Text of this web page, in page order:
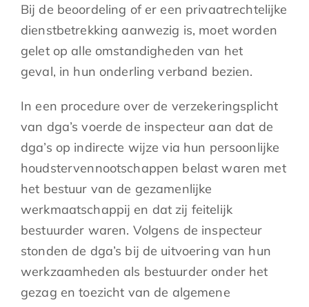
Bij de beoordeling of er een privaatrechtelijke
dienstbetrekking aanwezig is, moet worden
gelet op alle omstandigheden van het
geval, in hun onderling verband bezien.
In een procedure over de verzekeringsplicht
van dga’s voerde de inspecteur aan dat de
dga’s op indirecte wijze via hun persoonlijke
houdstervennootschappen belast waren met
het bestuur van de gezamenlijke
werkmaatschappij en dat zij feitelijk
bestuurder waren. Volgens de inspecteur
stonden de dga’s bij de uitvoering van hun
werkzaamheden als bestuurder onder het
gezag en toezicht van de algemene